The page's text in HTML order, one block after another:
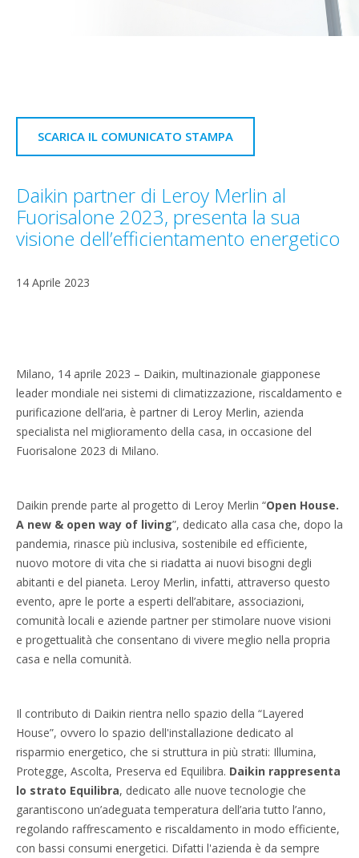
14 Aprile 2023
Daikin partner di Leroy Merlin al
Fuorisalone 2023, presenta la sua
visione dell’efficientamento energetico
SCARICA IL COMUNICATO STAMPA
Milano, 14 aprile 2023 – Daikin, multinazionale giapponese
leader mondiale nei sistemi di climatizzazione, riscaldamento e
purificazione dell’aria, è partner di Leroy Merlin, azienda
specialista nel miglioramento della casa, in occasione del
Fuorisalone 2023 di Milano.
Daikin prende parte al progetto di Leroy Merlin “Open House.
A new & open way of living”, dedicato alla casa che, dopo la
pandemia, rinasce più inclusiva, sostenibile ed efficiente,
nuovo motore di vita che si riadatta ai nuovi bisogni degli
abitanti e del pianeta. Leroy Merlin, infatti, attraverso questo
evento, apre le porte a esperti dell’abitare, associazioni,
comunità locali e aziende partner per stimolare nuove visioni
e progettualità che consentano di vivere meglio nella propria
casa e nella comunità.
Il contributo di Daikin rientra nello spazio della “Layered
House”, ovvero lo spazio dell'installazione dedicato al
risparmio energetico, che si struttura in più strati: Illumina,
Protegge, Ascolta, Preserva ed Equilibra. Daikin rappresenta
lo strato Equilibra, dedicato alle nuove tecnologie che
garantiscono un’adeguata temperatura dell’aria tutto l’anno,
regolando raffrescamento e riscaldamento in modo efficiente,
con bassi consumi energetici. Difatti l'azienda è da sempre